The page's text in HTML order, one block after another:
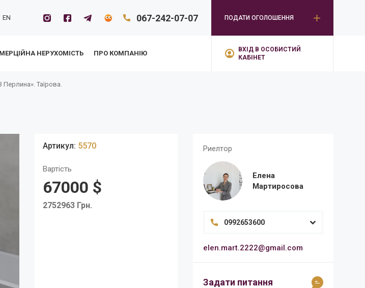
EN 067-242-07-07 ПОДАТИ ОГОЛОШЕННЯ
НЕРУХОМІСТЬ ПРО КОМПАНІЮ
ВХІД В ОСОБИСТИЙ
КАБІНЕТ
Таїрова.
Артикул: 5570
Вартість
67000 $
2752963 Грн.
Риелтор
Елена
Мартиросова
0992653600
elen.mart.2222@gmail.com
Задати питання